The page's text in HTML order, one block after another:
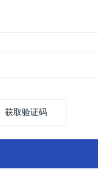
获取验证码